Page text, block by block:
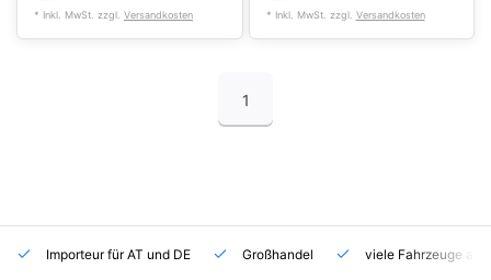
* Inkl. MwSt. zzgl. Versandkosten * Inkl. MwSt. zzgl. Versandkosten
1
Importeur für AT und DE Großhandel viele Fahrzeuge auf